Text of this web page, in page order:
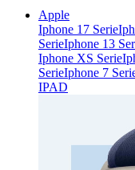
Apple
Iphone 17 Serie
SerieIphone 13
Iphone XS Serie
SerieIphone 7
IPAD